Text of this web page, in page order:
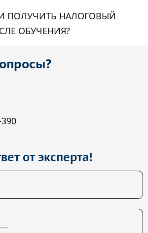
ПОЛУЧИТЬ НАЛОГОВЫЙ
ОБУЧЕНИЯ?
от эксперта!